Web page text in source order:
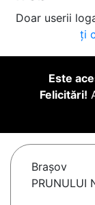
Doar userii
ți
Este
Felicitări!
Braşov
PRUNULUI